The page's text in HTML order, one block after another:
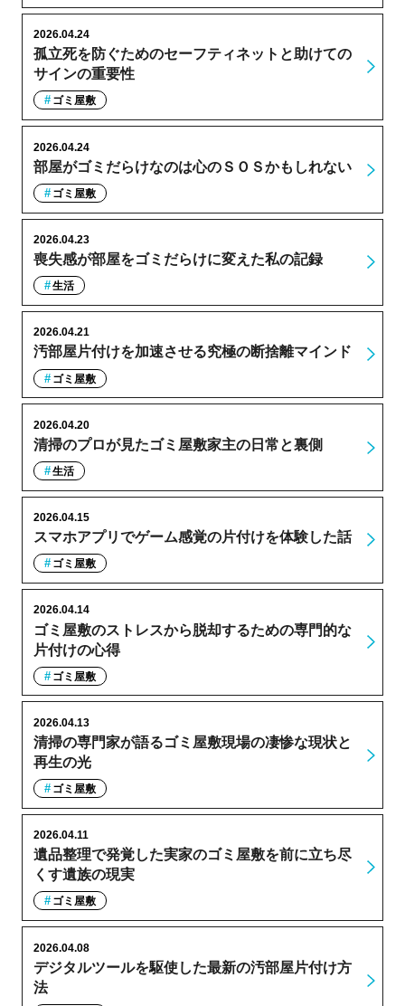
孤立死を防ぐためのセーフティネットと助けての
サインの重要性
2026.04.24
ゴミ屋敷
部屋がゴミだらけなのは心のＳＯＳかもしれない
2026.04.24
ゴミ屋敷
喪失感が部屋をゴミだらけに変えた私の記録
2026.04.23
生活
汚部屋片付けを加速させる究極の断捨離マインド
2026.04.21
ゴミ屋敷
清掃のプロが見たゴミ屋敷家主の日常と裏側
2026.04.20
生活
スマホアプリでゲーム感覚の片付けを体験した話
2026.04.15
ゴミ屋敷
ゴミ屋敷のストレスから脱却するための専門的な
片付けの心得
2026.04.14
ゴミ屋敷
清掃の専門家が語るゴミ屋敷現場の凄惨な現状と
再生の光
2026.04.13
ゴミ屋敷
遺品整理で発覚した実家のゴミ屋敷を前に立ち尽
くす遺族の現実
2026.04.11
ゴミ屋敷
デジタルツールを駆使した最新の汚部屋片付け方
法
2026.04.08